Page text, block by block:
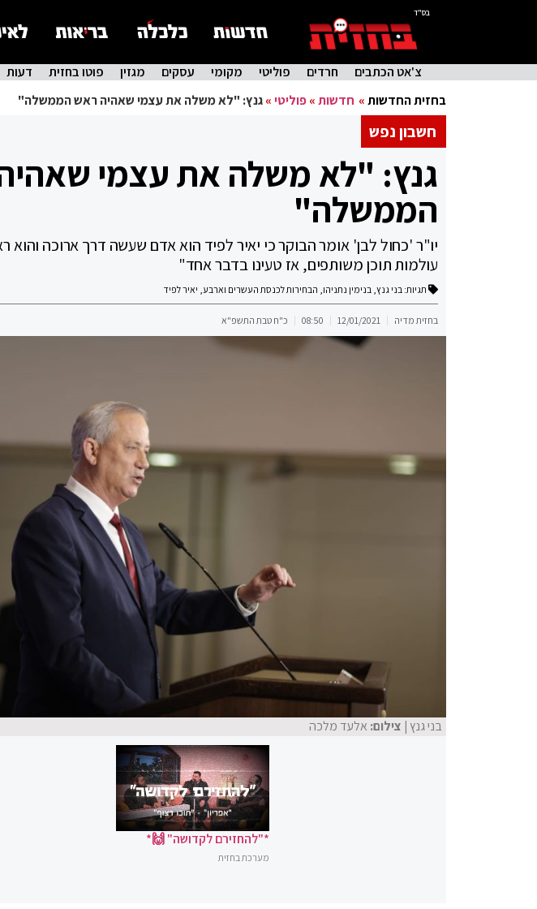
בס"ד
צ'אט הכתבים חרדים פוליטי מקומי עסקים מגזין פוטו בחזית דעות
בחזית החדשות» חדשות»פוליטי»גנץ: "לא משלה את עצמי שאהיה ראש הממשלה"
חשבון נפש
גנץ: "לא משלה את עצמי
הממשלה"
יו"ר 'כחול לבן' אומר הבוקר כי יאיר לפיד הוא אדם שעשה דרך ארוכה
עולמות תוכן משותפים, אז טעינו בדבר אחד"
תגיות: בני גנץ, בנימין נתניהו, הבחירות לכנסת העשרים וארבע, יאיר לפיד
בחזית מדיה 12/01/2021
08:50 כ"ח טבת התשפ"א
בני גנץ | צילום: אלעד מלכה
*"להחזירם לקדושה" 🙌*
מערכת בחזית